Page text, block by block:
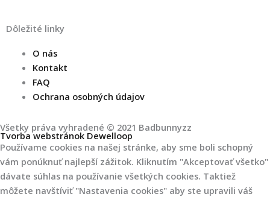
o
u
t
u
b
e
Dôležité linky
O nás
Kontakt
FAQ
Ochrana osobných údajov
Všetky práva vyhradené © 2021 Badbunnyzz
Tvorba webstránok Dewelloop
Používame cookies na našej stránke, aby sme boli schopný
vám ponúknuť najlepší zážitok. Kliknutím "Akceptovať všetko"
dávate súhlas na používanie všetkých cookies. Taktiež
môžete navštíviť "Nastavenia cookies" aby ste upravili váš